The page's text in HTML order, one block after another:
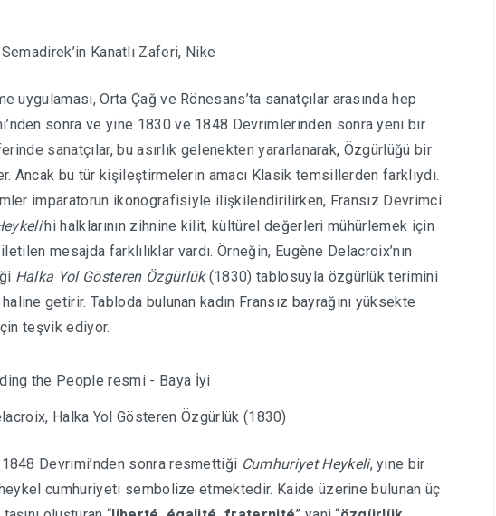
Semadirek’in Kanatlı Zaferi, Nike
Orta Çağ ve Rönesans’ta sanatçılar arasında hep
sonra ve yine 1830 ve 1848 Devrimlerinden sonra yeni bir
sanatçılar, bu asırlık gelenekten yararlanarak, Özgürlüğü bir
Ancak bu tür kişileştirmelerin amacı Klasik temsillerden farklıydı.
imparatorun ikonografisiyle ilişkilendirilirken, Fransız Devrimci
ni halklarının zihnine kilit, kültürel değerleri mühürlemek için
mesajda farklılıklar vardı.Örneğin, Eugène Delacroix’nın
Halka Yol Gösteren Özgürlük(1830) tablosuyla özgürlük terimini
getirir. Tabloda bulunan kadın Fransız bayrağını yüksekte
teşvik ediyor.
Halka Yol Gösteren Özgürlük (1830)
1848 Devrimi’nden sonra resmettiği Cumhuriyet Heykeli, yine bir
cumhuriyeti sembolize etmektedir. Kaide üzerine bulunan üç